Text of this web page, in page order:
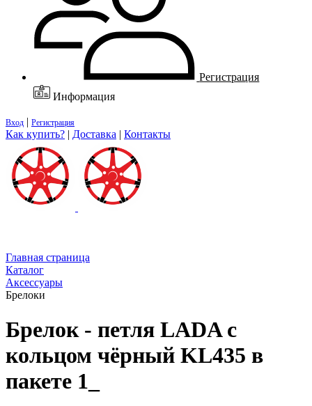
Регистрация
Информация
Вход | Регистрация
Как купить? | Доставка | Контакты
Главная страница
Каталог
Аксессуары
Брелоки
Брелок - петля LADA с
кольцом чёрный KL435 в
пакете 1_